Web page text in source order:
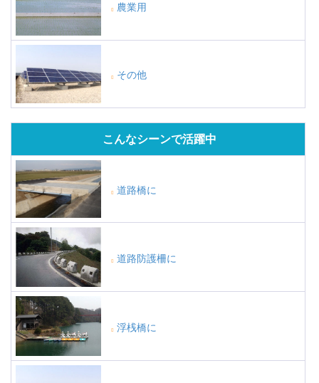
農業用
その他
こんなシーンで活躍中
道路橋に
道路防護柵に
浮桟橋に